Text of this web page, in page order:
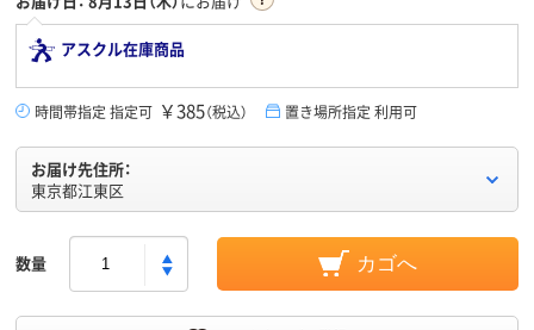
アスクル在庫商品
時間帯指定 指定可 ￥385（税込） 置き場所指定 利用可
お届け先住所：
東京都江東区
数量 カゴへ